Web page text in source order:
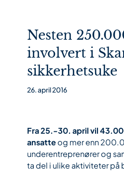
Nesten
involvert i
sikkerhetsuke
26. april 2016
Fra 25.-30. april vil
ansatteog mer enn
underentreprenører og
ta del i ulike aktiviteter